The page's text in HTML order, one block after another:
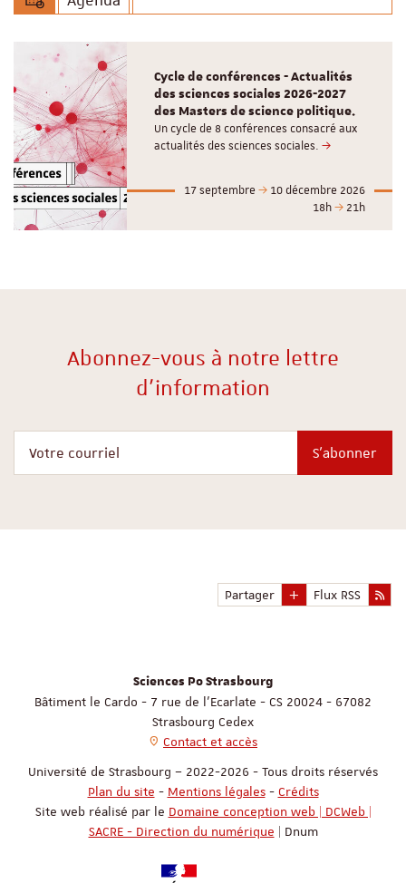
Cycle de conférences - Actualités
des sciences sociales 2026-2027
des Masters de science politique.
Un cycle de 8 conférences consacré aux
actualités des sciences sociales.
17 septembre
10 décembre 2026
18h
21h
Abonnez-vous à notre lettre
d'information
S'abonner
Partager Flux RSS
Sciences Po Strasbourg
Bâtiment le Cardo - 7 rue de l'Ecarlate - CS 20024 - 67082
Strasbourg Cedex
Contact et accès
Université de Strasbourg – 2022-2026 - Tous droits réservés
Plan du site - Mentions légales- Crédits
Site web réalisé par le Domaine conception web | DCWeb |
SACRE - Direction du numérique | Dnum